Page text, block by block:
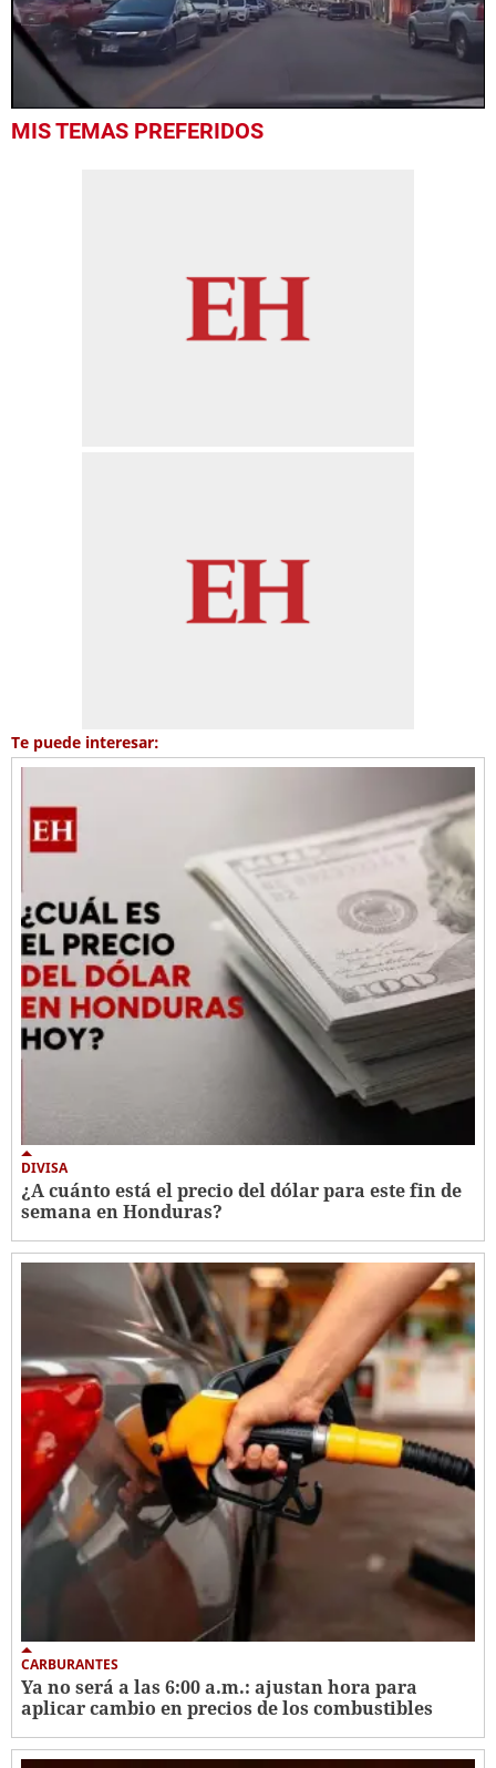
seconds
MIS TEMAS PREFERIDOS
Te puede interesar:
DIVISA
¿A cuánto está el precio del dólar para este fin de
semana en Honduras?
CARBURANTES
Ya no será a las 6:00 a.m.: ajustan hora para
aplicar cambio en precios de los combustibles